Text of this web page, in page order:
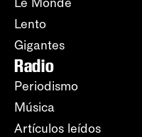
Lento
Gigantes
Radio
Periodismo
Música
Artículos leídos